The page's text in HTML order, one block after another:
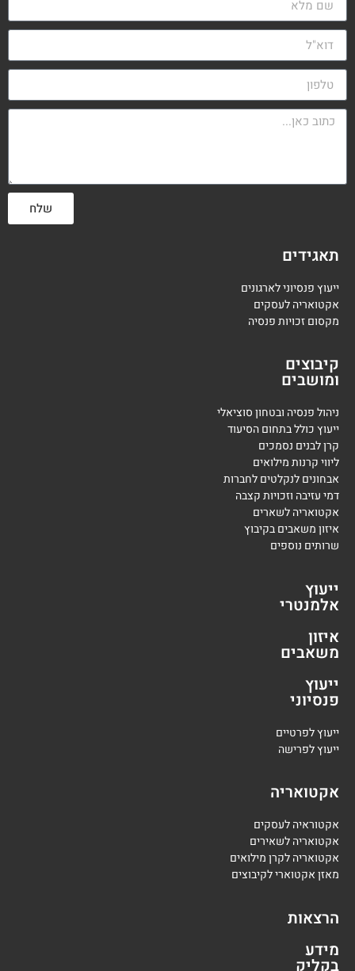
שלח
תאגידים
ייעוץ פנסיוני לארגונים
אקטואריה לעסקים
מקסום זכויות פנסיה
קיבוצים
ומושבים
ניהול פנסיה ובטחון סוציאלי
ייעוץ כולל בתחום הסיעוד
קרן לבנים נסמכים
ליווי קרנות מילואים
אבחונים לנקלטים לחברות
דמי עזיבה וזכויות קצבה
אקטואריה לשארים
איזון משאבים בקיבוץ
שרותים נוספים
ייעוץ
אלמנטרי
איזון
משאבים
ייעוץ
פנסיוני
ייעוץ לפרטיים
ייעוץ לפרישה
אקטואריה
אקטוראיה לעסקים
אקטואריה לשאירים
אקטואריה לקרן מילואים
מאזן אקטוארי לקיבוצים
הרצאות
מידע
בקליק